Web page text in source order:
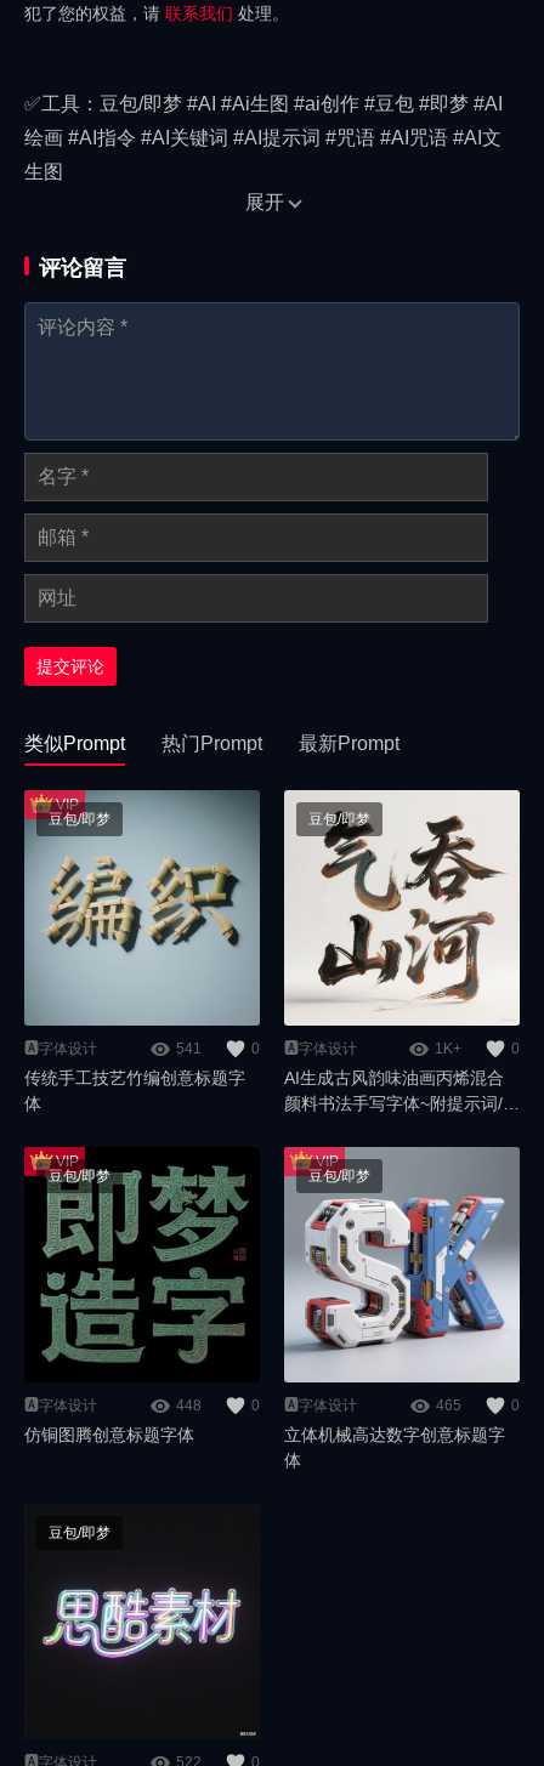
犯了您的权益，请 联系我们 处理。
✅工具：豆包/即梦 #AI #Ai生图 #ai创作 #豆包 #即梦 #AI
绘画 #AI指令 #AI关键词 #AI提示词 #咒语 #AI咒语 #AI文
生图
展开
评论留言
提交评论
类似Prompt 热门Prompt 最新Prompt
🅰️字体设计 541 0
传统手工技艺竹编创意标题字
体
豆包/即梦
🅰️字体设计 1K+ 0
AI生成古风韵味油画丙烯混合
颜料书法手写字体~附提示词/咒
豆包/即梦
🅰️字体设计 448 0
仿铜图腾创意标题字体
豆包/即梦
🅰️字体设计 465 0
立体机械高达数字创意标题字
体
豆包/即梦
豆包/即梦